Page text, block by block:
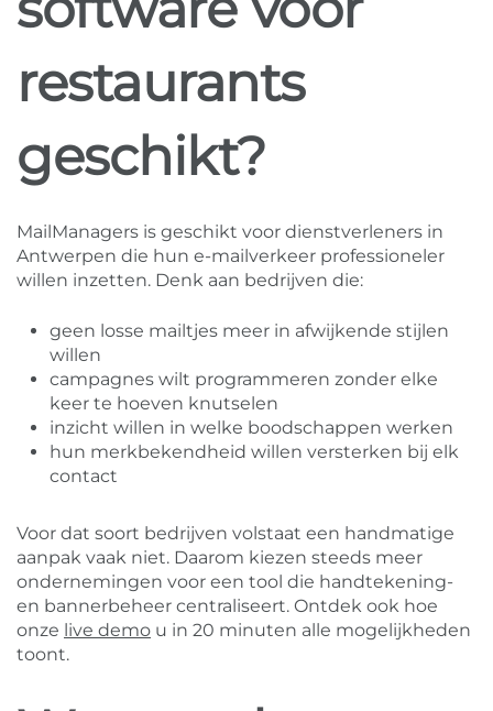
restaurants
geschikt?
MailManagers is geschikt voor dienstverleners in
Antwerpen die hun e-mailverkeer professioneler
willen inzetten. Denk aan bedrijven die:
geen losse mailtjes meer in afwijkende stijlen
willen
campagnes wilt programmeren zonder elke
keer te hoeven knutselen
inzicht willen in welke boodschappen werken
hun merkbekendheid willen versterken bij elk
contact
Voor dat soort bedrijven volstaat een handmatige
aanpak vaak niet. Daarom kiezen steeds meer
ondernemingen voor een tool die handtekening-
en bannerbeheer centraliseert. Ontdek ook hoe
onze live demo u in 20 minuten alle mogelijkheden
toont.